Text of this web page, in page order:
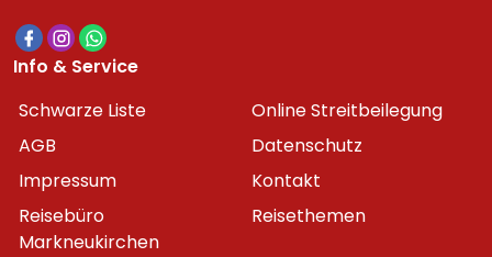
Info & Service
Schwarze Liste
Online Streitbeilegung
AGB
Datenschutz
Impressum
Kontakt
Reisebüro
Markneukirchen
Reisethemen